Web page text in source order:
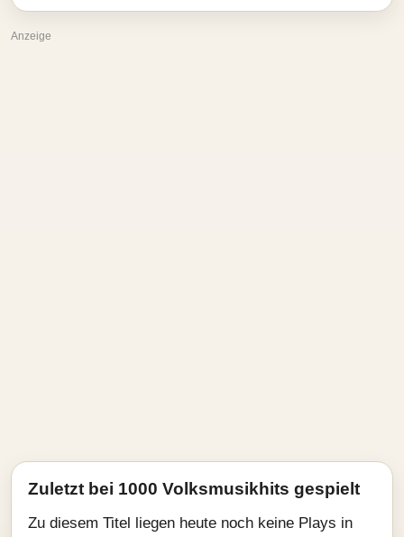
Anzeige
Zuletzt bei 1000 Volksmusikhits gespielt
Zu diesem Titel liegen heute noch keine Plays in